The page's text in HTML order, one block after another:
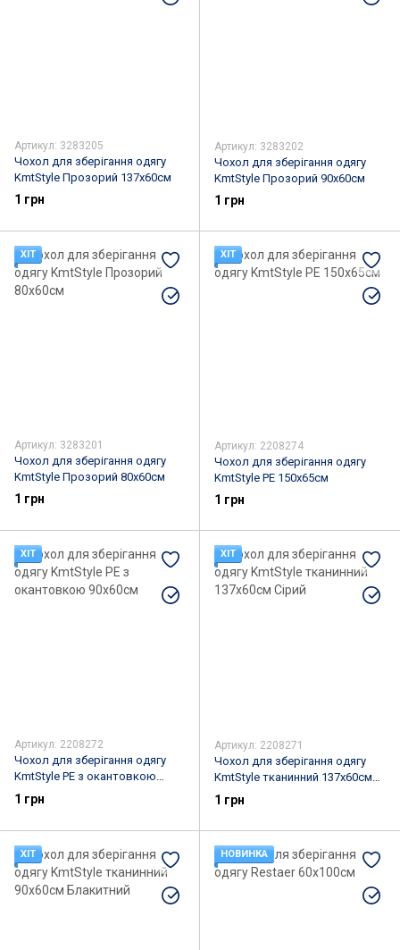
Спортивна зброя та спорядження
Артикул: 3283205
Чохол для зберігання одягу
KmtStyle Прозорий 137х60см
1 грн
Артикул: 3283202
Чохол для зберігання одягу
KmtStyle Прозорий 90х60см
1 грн
ХІТ
Артикул: 3283201
Чохол для зберігання одягу
KmtStyle Прозорий 80х60см
1 грн
ХІТ
Артикул: 2208274
Чохол для зберігання одягу
KmtStyle PE 150х65см
1 грн
ХІТ
Артикул: 2208272
Чохол для зберігання одягу
KmtStyle PE з окантовкою
90х60см
1 грн
ХІТ
Артикул: 2208271
Чохол для зберігання одягу
KmtStyle тканинний 137х60см
Сірий
1 грн
ХІТ НОВИНКА